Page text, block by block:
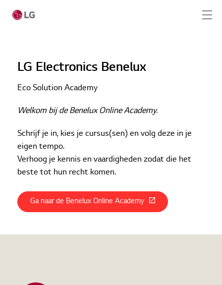
Amstelveen Academy
Online Academy
Service
LG Electronics Benelux
Eco Solution Academy
Welkom bij de Benelux Online Academy.
Schrijf je in, kies je cursus(sen) en volg deze in je
eigen tempo.
Verhoog je kennis en vaardigheden zodat die het
beste tot hun recht komen.
Ga naar de Benelux Online Academy